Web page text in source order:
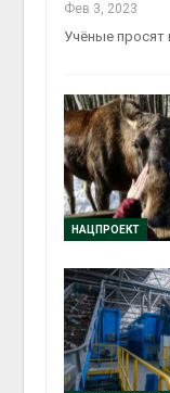
Фев 3, 2023
Учёные просят
НАЦПРОЕКТ